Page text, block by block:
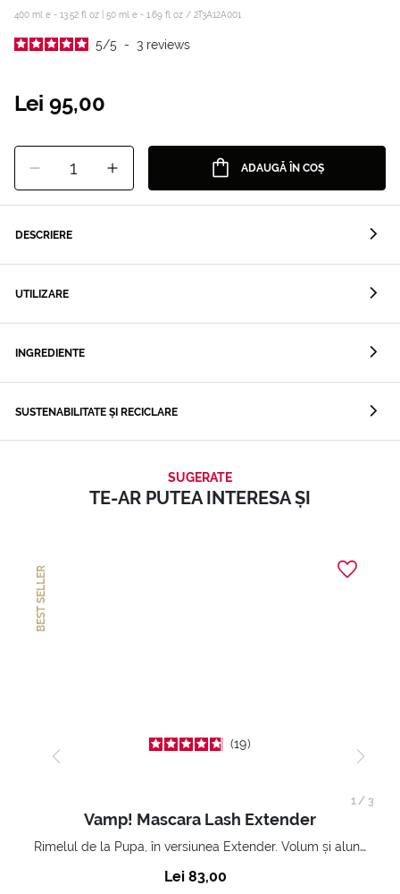
400 ml e - 13.52 fl oz | 50 ml e - 1.69 fl oz / 2T3A12A001
5/5 - 3 reviews
Lei 95,00
1 ADAUGĂ ÎN COȘ
DESCRIERE
UTILIZARE
INGREDIENTE
SUSTENABILITATE ȘI RECICLARE
SUGERATE
TE-AR PUTEA INTERESA ȘI
BEST SELLER
19
Vamp! Mascara Lash Extender
Rimelul de la Pupa, în versiunea Extender. Volum și alungire 3D. Gene amplificate și ridicate la infinit.
Lei 83,00
1 / 3